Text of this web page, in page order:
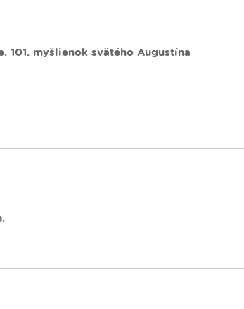
101. myšlienok svätého Augustína